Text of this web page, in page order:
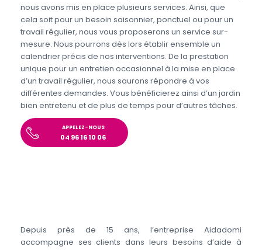
nous avons mis en place plusieurs services. Ainsi, que
cela soit pour un besoin saisonnier, ponctuel ou pour un
travail régulier, nous vous proposerons un service sur-
mesure. Nous pourrons dès lors établir ensemble un
calendrier précis de nos interventions. De la prestation
unique pour un entretien occasionnel à la mise en place
d’un travail régulier, nous saurons répondre à vos
différentes demandes. Vous bénéficierez ainsi d’un jardin
bien entretenu et de plus de temps pour d’autres tâches.
APPELEZ-NOUS
04 96 16 10 06
Depuis près de 15 ans, l’entreprise Aidadomi
accompagne ses clients dans leurs besoins d’aide à